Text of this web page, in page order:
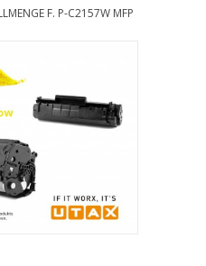
F. P-C2157W MFP